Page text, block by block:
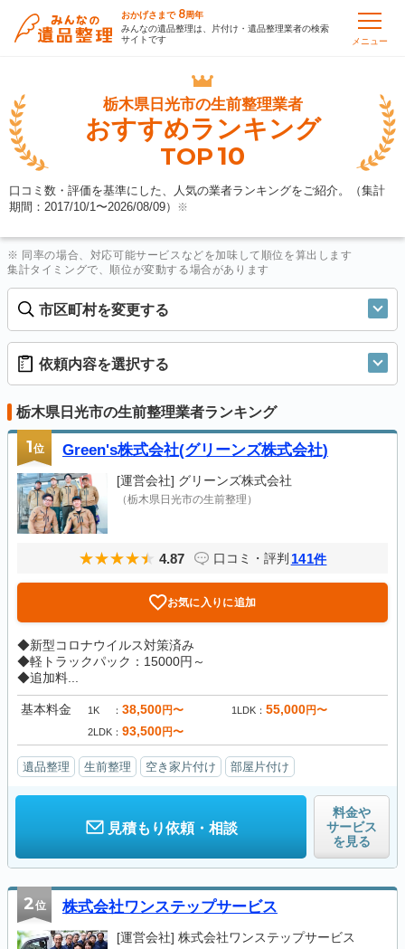
おかげさまで 8周年
みんなの遺品整理は、片付け・遺品整理業者の検索
サイトです
メニュー
栃木県日光市の生前整理業者
おすすめランキング
TOP10
口コミ数・評価を基準にした、人気の業者ランキングをご紹介。（集計
期間：2017/10/1〜2026/08/09） ※
※ 同率の場合、対応可能サービスなどを加味して順位を算出します
集計タイミングで、順位が変動する場合があります
市区町村を変更する
依頼内容を選択する
栃木県日光市の生前整理業者ランキング
1位 Green's株式会社(グリーンズ株式会社)
[運営会社] グリーンズ株式会社
（栃木県日光市の生前整理）
4.87 口コミ・評判 141件
お気に入りに追加
◆新型コロナウイルス対策済み
◆軽トラックパック：15000円～
◆追加料...
基本料金 1K 38,500円〜 1LDK 55,000円〜
2LDK 93,500円〜
遺品整理 生前整理 空き家片付け 部屋片付け
見積もり依頼・相談
料金や
サービス
を見る
2位 株式会社ワンステップサービス
[運営会社] 株式会社ワンステップサービス